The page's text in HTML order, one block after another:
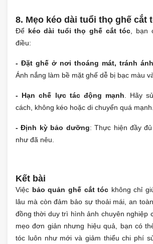
8. Mẹo kéo dài tuổi thọ ghế cắt
Để kéo dài tuổi thọ ghế cắt tóc ,
điều:
- Đặt ghế ở nơi thoáng mát, tránh
Ánh nắng làm bề mặt ghế dễ bị bạc màu
- Hạn chế lực tác động mạnh . Hãy
cách, không kéo hoặc di chuyển quá mạnh.
- Định kỳ bảo dưỡng: Thực hiện đầy
như đã nêu.
Kết bài
Việc bảo quản ghế cắt tóc không chỉ
lâu mà còn đảm bảo sự thoải mái, an
đồng thời duy trì hình ảnh chuyên nghiệp
mẹo đơn giản nhưng hiệu quả, bạn có
tóc luôn như mới và giảm thiểu chi phí